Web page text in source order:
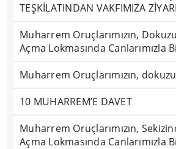
TEŞKİLATINDAN VAKFIMIZA
Muharrem Oruçlarımızın,
Açma Lokmasında Canlarımızla
Muharrem Oruçlarımızın,
10 MUHARREM’E DAVET
Muharrem Oruçlarımızın,
Açma Lokmasında Canlarımızla